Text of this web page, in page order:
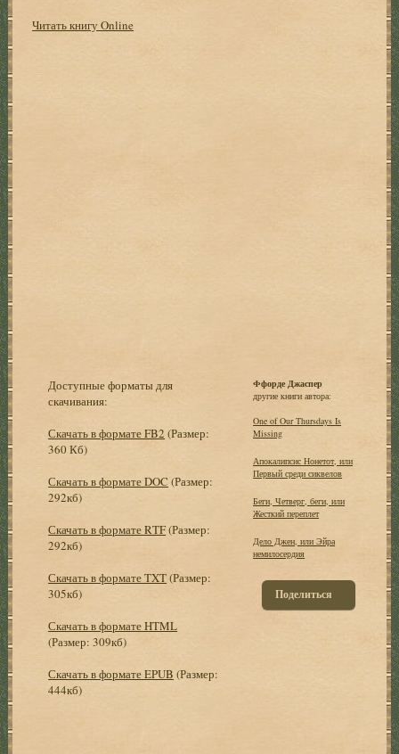
Читать книгу Online
Доступные форматы для
скачивания:
Скачать в формате FB2 (Размер:
360 Кб)
Скачать в формате DOC (Размер:
292кб)
Скачать в формате RTF(Размер:
292кб)
Скачать в формате TXT(Размер:
305кб)
Скачать в формате HTML
(Размер: 309кб)
Скачать в формате EPUB (Размер:
444кб)
Ффорде Джаспер
другие книги автора:
One of Our Thursdays Is
Missing
Апокалипсис Нонетот, или
Первый среди сиквелов
Беги, Четверг, беги, или
Жесткий переплет
Дело Джен, или Эйра
немилосердия
Поделиться